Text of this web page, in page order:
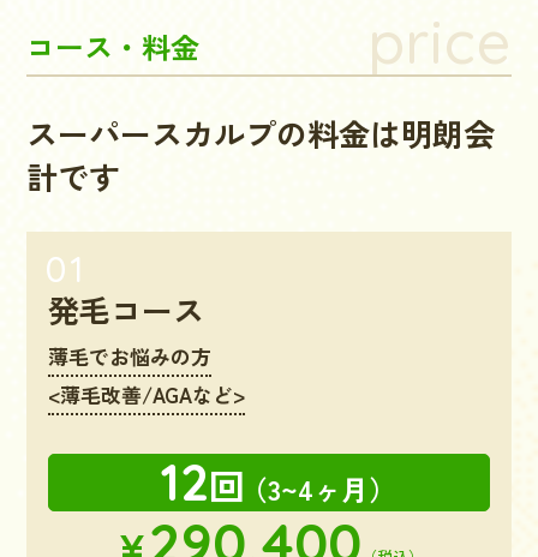
コース・料金 price
スーパースカルプの料金は明朗会
計です
発毛コース
薄毛でお悩みの方
<薄毛改善/AGAなど>
12回 （3~4ヶ月）
290,400